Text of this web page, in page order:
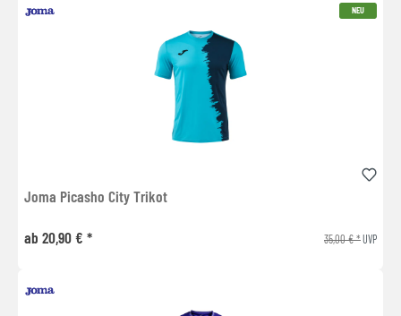
NEU
Joma Picasho City Trikot
ab 20,90 € * 35,00 € *UVP